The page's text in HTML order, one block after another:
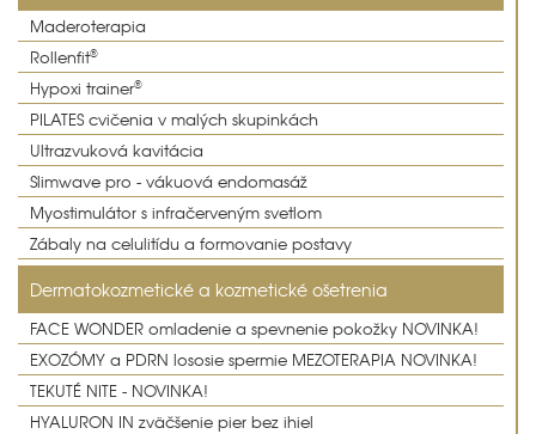
Maderoterapia
Rollenfit®
Hypoxi trainer®
PILATES cvičenia v malých skupinkách
Ultrazvuková kavitácia
Slimwave pro - vákuová endomasáž
Myostimulátor s infračerveným svetlom
Zábaly na celulitídu a formovanie postavy
Dermatokozmetické a kozmetické ošetrenia
FACE WONDER omladenie a spevnenie pokožky NOVINKA!
EXOZÓMY a PDRN lososie spermie MEZOTERAPIA NOVINKA!
TEKUTÉ NITE - NOVINKA!
HYALURON IN zväčšenie pier bez ihiel